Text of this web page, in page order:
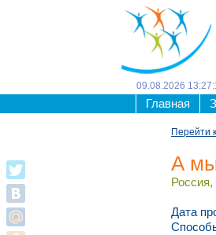
09 08 2026 13:27:
Главная
Перейти
А
Дата